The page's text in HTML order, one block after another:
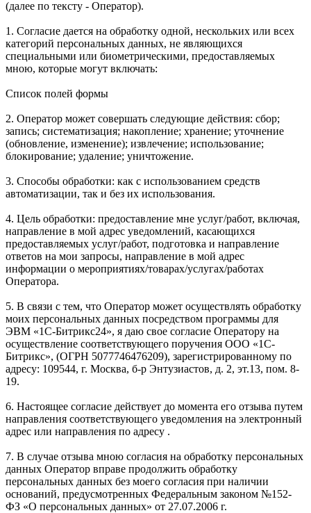
(далее по тексту - Оператор).
1. Согласие дается на обработку одной, нескольких или всех
категорий персональных данных, не являющихся
специальными или биометрическими, предоставляемых
мною, которые могут включать:
Список полей формы
2. Оператор может совершать следующие действия: сбор;
запись; систематизация; накопление; хранение; уточнение
(обновление, изменение); извлечение; использование;
блокирование; удаление; уничтожение.
3. Способы обработки: как с использованием средств
автоматизации, так и без их использования.
4. Цель обработки: предоставление мне услуг/работ, включая,
направление в мой адрес уведомлений, касающихся
предоставляемых услуг/работ, подготовка и направление
ответов на мои запросы, направление в мой адрес
информации о мероприятиях/товарах/услугах/работах
Оператора.
5. В связи с тем, что Оператор может осуществлять обработку
моих персональных данных посредством программы для
ЭВМ «1С-Битрикс24», я даю свое согласие Оператору на
осуществление соответствующего поручения ООО «1С-
Битрикс», (ОГРН 5077746476209), зарегистрированному по
адресу: 109544, г. Москва, б-р Энтузиастов, д. 2, эт.13, пом. 8-
19.
6. Настоящее согласие действует до момента его отзыва путем
направления соответствующего уведомления на электронный
адрес или направления по адресу .
7. В случае отзыва мною согласия на обработку персональных
данных Оператор вправе продолжить обработку
персональных данных без моего согласия при наличии
оснований, предусмотренных Федеральным законом №152-
ФЗ «О персональных данных» от 27.07.2006 г.